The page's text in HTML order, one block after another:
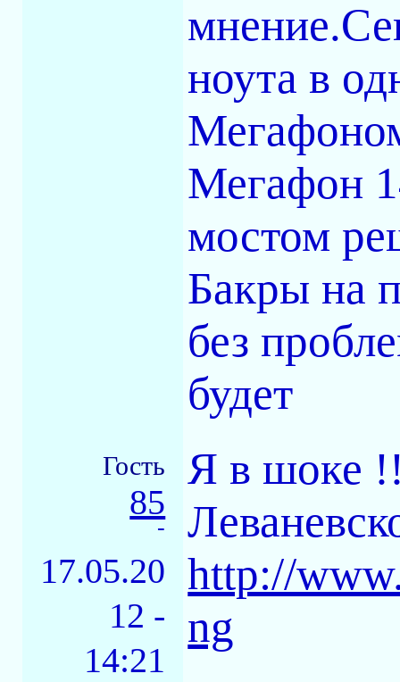
ноута в
Мегафон
мостом
Бакры на
без
будет
Гость
85
-
17.05.20
12 -
14:21
Я в шоке
http://
ng